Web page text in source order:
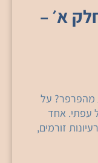
א׳ –
על
עפתי. אחד
זורמים,